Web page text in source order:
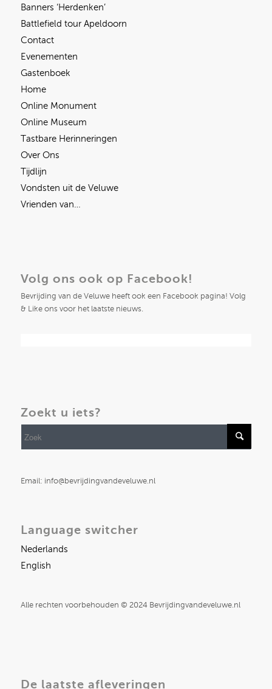
Banners ‘Herdenken’
Battlefield tour Apeldoorn
Contact
Evenementen
Gastenboek
Home
Online Monument
Online Museum
Tastbare Herinneringen
Over Ons
Tijdlijn
Vondsten uit de Veluwe
Vrienden van…
Volg ons ook op Facebook!
Bevrijding van de Veluwe heeft ook een Facebook pagina! Volg
& Like ons voor het laatste nieuws.
Zoekt u iets?
Email: info@bevrijdingvandeveluwe.nl
Language switcher
Nederlands
English
Alle rechten voorbehouden © 2024 Bevrijdingvandeveluwe.nl
De laatste afleveringen